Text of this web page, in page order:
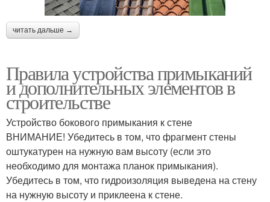
читать дальше →
Правила устройства примыканий
и дополнительных элементов в
строительстве
Устройство бокового примыкания к стене
ВНИМАНИЕ! Убедитесь в том, что фрагмент стены
оштукатурен на нужную вам высоту (если это
необходимо для монтажа планок примыкания).
Убедитесь в том, что гидроизоляция выведена на стену
на нужную высоту и приклеена к стене.